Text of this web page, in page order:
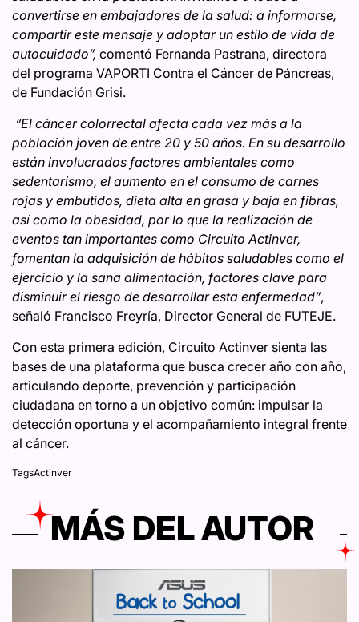
convertirse en embajadores de la salud: a informarse,
compartir este mensaje y adoptar un estilo de vida de
autocuidado”, comentó Fernanda Pastrana, directora
del programa VAPORTI Contra el Cáncer de Páncreas,
de Fundación Grisi.
“El cáncer colorrectal afecta cada vez más a la
población joven de entre 20 y 50 años. En su desarrollo
están involucrados factores ambientales como
sedentarismo, el aumento en el consumo de carnes
rojas y embutidos, dieta alta en grasa y baja en fibras,
así como la obesidad, por lo que la realización de
eventos tan importantes como Circuito Actinver,
fomentan la adquisición de hábitos saludables como el
ejercicio y la sana alimentación, factores clave para
disminuir el riesgo de desarrollar esta enfermedad”,
señaló Francisco Freyría, Director General de FUTEJE.
Con esta primera edición, Circuito Actinver sienta las
bases de una plataforma que busca crecer año con año,
articulando deporte, prevención y participación
ciudadana en torno a un objetivo común: impulsar la
detección oportuna y el acompañamiento integral frente
al cáncer.
TagsActinver
MÁS DEL AUTOR